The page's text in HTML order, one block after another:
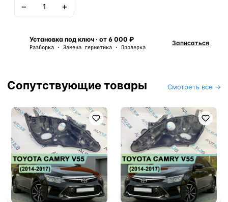
− +
Установка под ключ · от 6 000 ₽
Разборка · Замена герметика · Проверка
Записаться
Сопутствующие товары Смотреть все →